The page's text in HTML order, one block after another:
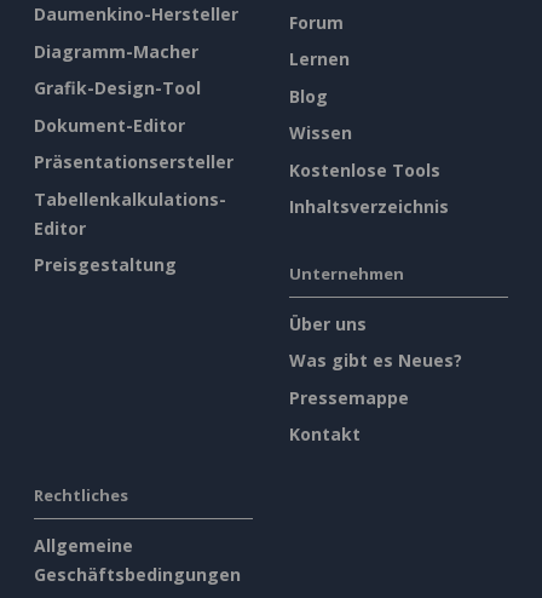
Daumenkino-Hersteller
Diagramm-Macher
Grafik-Design-Tool
Dokument-Editor
Präsentationsersteller
Tabellenkalkulations-
Editor
Preisgestaltung
Forum
Lernen
Blog
Wissen
Kostenlose Tools
Inhaltsverzeichnis
Unternehmen
Über uns
Was gibt es Neues?
Pressemappe
Kontakt
Rechtliches
Allgemeine
Geschäftsbedingungen